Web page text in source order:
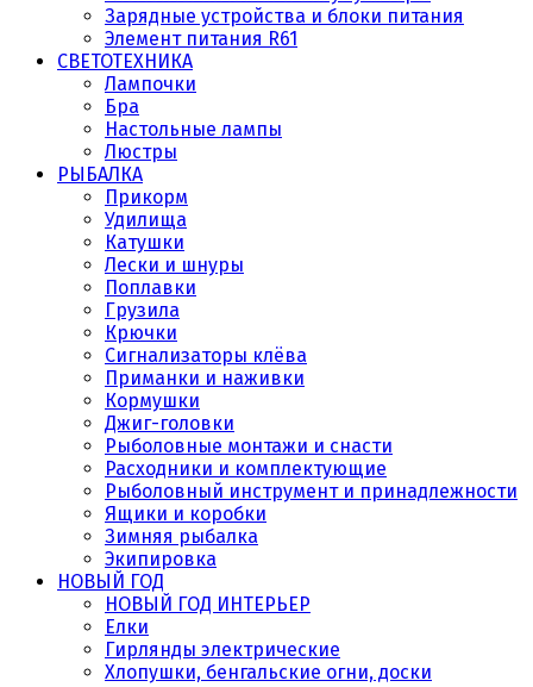
Зарядные устройства и блоки питания
Элемент питания R61
СВЕТОТЕХНИКА
Лампочки
Бра
Настольные лампы
Люстры
РЫБАЛКА
Прикорм
Удилища
Катушки
Лески и шнуры
Поплавки
Грузила
Крючки
Сигнализаторы клёва
Приманки и наживки
Кормушки
Джиг-головки
Рыболовные монтажи и снасти
Расходники и комплектующие
Рыболовный инструмент и принадлежности
Ящики и коробки
Зимняя рыбалка
Экипировка
НОВЫЙ ГОД
НОВЫЙ ГОД ИНТЕРЬЕР
Елки
Гирлянды электрические
Хлопушки, бенгальские огни, доски